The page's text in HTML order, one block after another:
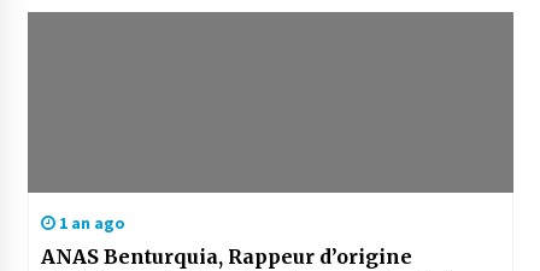
1 an ago
ANAS Benturquia, Rappeur d’origine